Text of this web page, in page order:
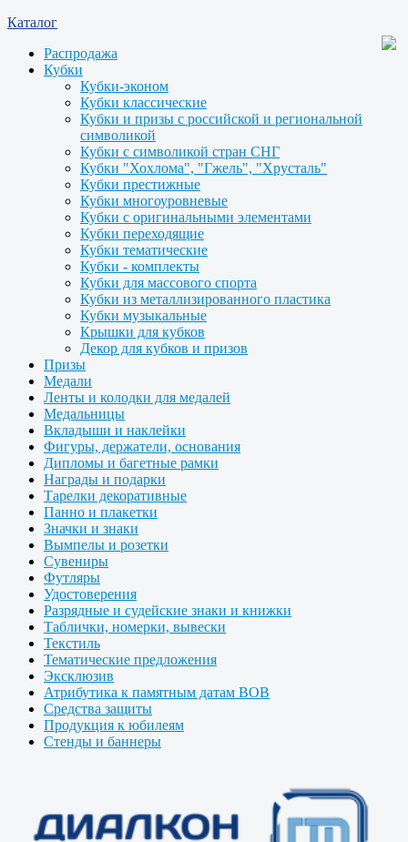
Каталог
Распродажа
Кубки
Кубки-эконом
Кубки классические
Кубки и призы с российской и региональной
символикой
Кубки с символикой стран СНГ
Кубки "Хохлома", "Гжель", "Хрусталь"
Кубки престижные
Кубки многоуровневые
Кубки с оригинальными элементами
Кубки переходящие
Кубки тематические
Кубки - комплекты
Кубки для массового спорта
Кубки из металлизированного пластика
Кубки музыкальные
Крышки для кубков
Декор для кубков и призов
Призы
Медали
Ленты и колодки для медалей
Медальницы
Вкладыши и наклейки
Фигуры, держатели, основания
Дипломы и багетные рамки
Награды и подарки
Тарелки декоративные
Панно и плакетки
Значки и знаки
Вымпелы и розетки
Сувениры
Футляры
Удостоверения
Разрядные и судейские знаки и книжки
Таблички, номерки, вывески
Текстиль
Тематические предложения
Эксклюзив
Атрибутика к памятным датам ВОВ
Средства защиты
Продукция к юбилеям
Стенды и баннеры